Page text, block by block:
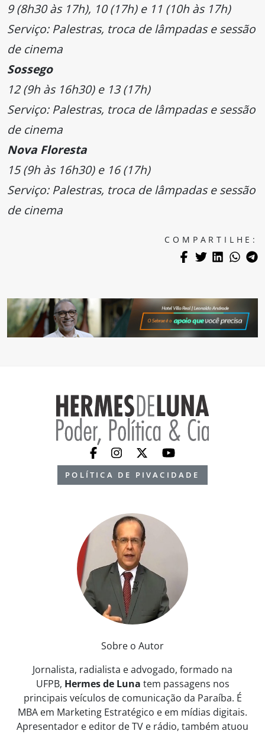
9 (8h30 às 17h), 10 (17h) e 11 (10h às 17h)
Serviço: Palestras, troca de lâmpadas e sessão
de cinema
Sossego
12 (9h às 16h30) e 13 (17h)
Serviço: Palestras, troca de lâmpadas e sessão
de cinema
Nova Floresta
15 (9h às 16h30) e 16 (17h)
Serviço: Palestras, troca de lâmpadas e sessão
de cinema
COMPARTILHE:
POLÍTICA DE PIVACIDADE
Sobre o Autor
Jornalista, radialista e advogado, formado na
UFPB, Hermes de Luna tem passagens nos
principais veículos de comunicação da Paraíba. É
MBA em Marketing Estratégico e em mídias digitais.
Apresentador e editor de TV e rádio, também atuou